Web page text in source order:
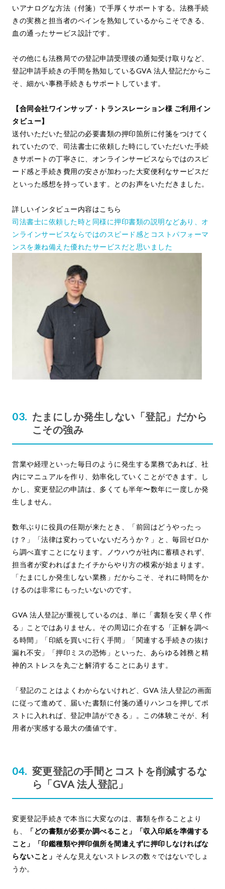
いアナログな方法（付箋）で手厚くサポートする。法務手続
きの実務と担当者のペインを熟知しているからこそできる、
血の通ったサービス設計です。
その他にも法務局での登記申請受理後の通知受け取りなど、
登記申請手続きの手間を熟知しているGVA 法人登記だからこ
そ、細かい事務手続きもサポートしています。
【合同会社ワインサップ・トランスレーション様 ご利用イン
タビュー】
送付いただいた登記の必要書類の押印箇所に付箋をつけてく
れていたので、司法書士に依頼した時にしていただいた手続
きサポートの丁寧さに、オンラインサービスならではのスピ
ード感と手続き費用の安さが加わった大変便利なサービスだ
といった感想を持っています。とのお声をいただきました。
詳しいインタビュー内容はこちら
司法書士に依頼した時と同様に押印書類の説明などあり、オ
ンラインサービスならではのスピード感とコストパフォーマ
ンスを兼ね備えた優れたサービスだと思いました
たまにしか発生しない「登記」だから
こその強み
営業や経理といった毎日のように発生する業務であれば、社
内にマニュアルを作り、効率化していくことができます。し
かし、変更登記の申請は、多くても半年〜数年に一度しか発
生しません。
数年ぶりに役員の任期が来たとき、「前回はどうやったっ
け？」「法律は変わっていないだろうか？」と、毎回ゼロか
ら調べ直すことになります。ノウハウが社内に蓄積されず、
担当者が変わればまたイチからやり方の模索が始まります。
「たまにしか発生しない業務」だからこそ、それに時間をか
けるのは非常にもったいないのです。
GVA 法人登記が重視しているのは、単に「書類を安く早く作
る」ことではありません。その周辺に介在する「正解を調べ
る時間」「印紙を買いに行く手間」「関連する手続きの抜け
漏れ不安」「押印ミスの恐怖」といった、あらゆる雑務と精
神的ストレスを丸ごと解消することにあります。
「登記のことはよくわからないけれど、GVA 法人登記の画面
に従って進めて、届いた書類に付箋の通りハンコを押してポ
ストに入れれば、登記申請ができる」。この体験こそが、利
用者が実感する最大の価値です。
変更登記の手間とコストを削減するな
ら「GVA 法人登記」
変更登記手続きで本当に大変なのは、書類を作ることより
も、
「どの書類が必要か調べること」「収入印紙を準備する
こと」「印鑑種類や押印個所を間違えずに押印しなければな
らないこと」 そんな見えないストレスの数々ではないでしょ
うか。